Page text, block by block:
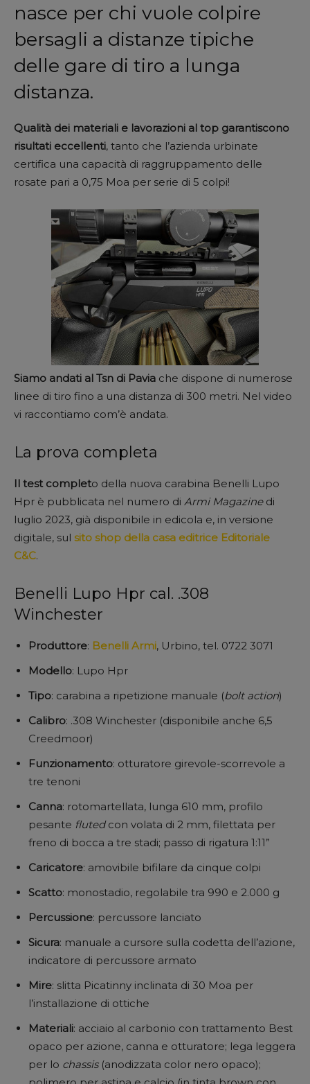
nasce per chi vuole colpire
bersagli a distanze tipiche
delle gare di tiro a lunga
distanza.
Qualità dei materiali e lavorazioni al top garantiscono
risultati eccellenti, tanto che l’azienda urbinate
certifica una capacità di raggruppamento delle
rosate pari a 0,75 Moa per serie di 5 colpi!
Siamo andati al Tsn di Pavia che dispone di numerose
linee di tiro fino a una distanza di 300 metri. Nel video
vi raccontiamo com’è andata.
La prova completa
Il test completo della nuova carabina Benelli Lupo
Hpr è pubblicata nel numero di Armi Magazine di
luglio 2023, già disponibile in edicola e, in versione
digitale, sul sito shop della casa editrice Editoriale
C&C.
Benelli Lupo Hpr cal. .308
Winchester
Produttore: Benelli Armi, Urbino, tel. 0722 3071
Modello: Lupo Hpr
Tipo: carabina a ripetizione manuale (bolt action)
Calibro: .308 Winchester (disponibile anche 6,5
Creedmoor)
Funzionamento: otturatore girevole-scorrevole a
tre tenoni
Canna: rotomartellata, lunga 610 mm, profilo
pesante flutedcon volata di 2 mm, filettata per
freno di bocca a tre stadi; passo di rigatura 1:11”
Caricatore: amovibile bifilare da cinque colpi
Scatto: monostadio, regolabile tra 990 e 2.000 g
Percussione: percussore lanciato
Sicura: manuale a cursore sulla codetta dell’azione,
indicatore di percussore armato
Mire: slitta Picatinny inclinata di 30 Moa per
l’installazione di ottiche
Materiali: acciaio al carbonio con trattamento Best
opaco per azione, canna e otturatore; lega leggera
per lo chassis(anodizzata color nero opaco);